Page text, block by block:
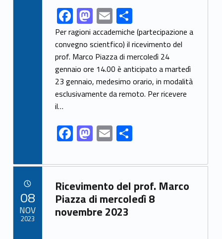
Link identifier share facebook archive #share-link-archive-59429F
ac
e
b
o
o
M
as
to
d
o
n
E
m
ai
l
S
h
ar
e
Per ragioni accademiche (partecipazione a
convegno scientfico) il ricevimento del
prof. Marco Piazza di mercoledì 24
gennaio ore 14.00 è anticipato a martedì
23 gennaio, medesimo orario, in modalità
esclusivamente da remoto. Per ricevere
il…
F
ac
e
b
o
o
M
as
to
d
o
n
E
m
ai
l
S
h
ar
e
Link identifier archive #link-archive-90638
Ricevimento del prof. Marco
Piazza di mercoledì 8
novembre 2023
08
NOV
2023